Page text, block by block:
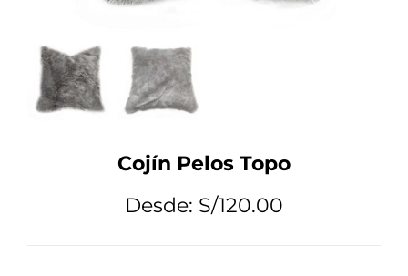
Tips de Diseño
Mi Cuenta
Carrito
Cojín Pelos Topo
Desde: S/120.00